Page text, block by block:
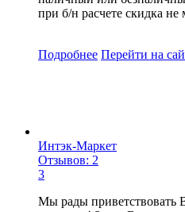
при б/н расчете скидка не
Подробнее Перейти на
Интэк-Маркет
Отзывов: 2
3
Мы рады приветствовать